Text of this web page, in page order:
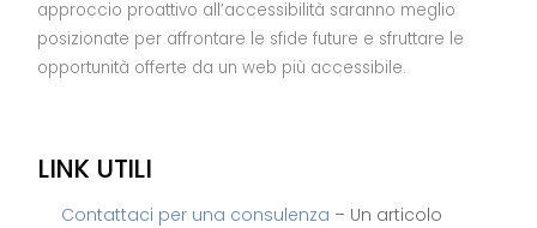
approccio proattivo all’accessibilità saranno meglio
posizionate per affrontare le sfide future e sfruttare le
opportunità offerte da un web più accessibile.
LINK UTILI
Contattaci per una consulenza – Un articolo